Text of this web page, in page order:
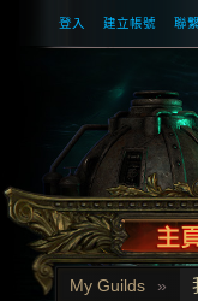
登入 建立帳號 聯
My Guilds »